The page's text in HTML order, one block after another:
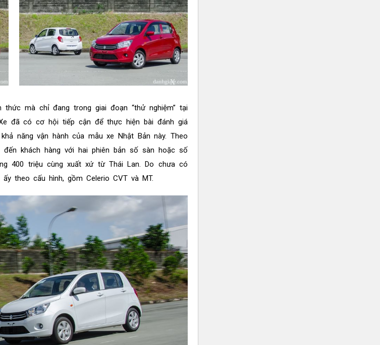
mà chỉ đang trong giai đoạn “thử nghiệm” tại
đã có cơ hội tiếp cận để thực hiện bài đánh giá
năng vận hành của mẫu xe Nhật Bản này. Theo
khách hàng với hai phiên bản số sàn hoặc số
400 triệu cùng xuất xứ từ Thái Lan. Do chưa có
theo cấu hình, gồm Celerio CVT và MT.